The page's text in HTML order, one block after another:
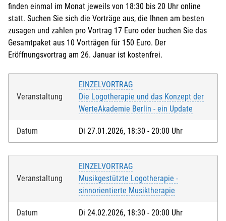
finden einmal im Monat jeweils von 18:30 bis 20 Uhr online
statt. Suchen Sie sich die Vorträge aus, die Ihnen am besten
zusagen und zahlen pro Vortrag 17 Euro oder buchen Sie das
Gesamtpaket aus 10 Vorträgen für 150 Euro. Der
Eröffnungsvortrag am 26. Januar ist kostenfrei.
Veranstaltung
EINZELVORTRAG
Die Logotherapie und das Konzept der
WerteAkademie Berlin - ein Update
Datum Di 27.01.2026, 18:30 - 20:00 Uhr
Veranstaltung
EINZELVORTRAG
Musikgestützte Logotherapie -
sinnorientierte Musiktherapie
Datum Di 24.02.2026, 18:30 - 20:00 Uhr